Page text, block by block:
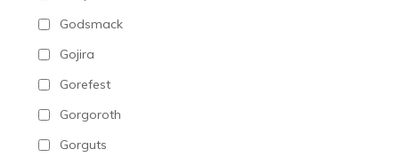
Godsmack
Gojira
Gorefest
Gorgoroth
Gorguts